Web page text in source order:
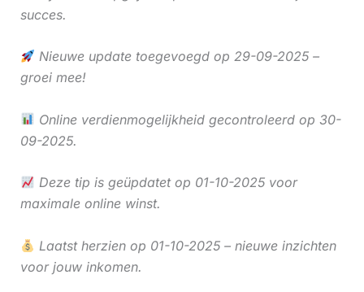
succes.
Nieuwe update toegevoegd op 29-09-2025 –
groei mee!
Online verdienmogelijkheid gecontroleerd op 30-
09-2025.
Deze tip is geüpdatet op 01-10-2025 voor
maximale online winst.
Laatst herzien op 01-10-2025 – nieuwe inzichten
voor jouw inkomen.